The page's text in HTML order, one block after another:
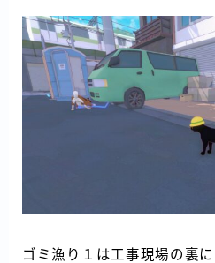
ゴミ漁り１は工事現場の裏